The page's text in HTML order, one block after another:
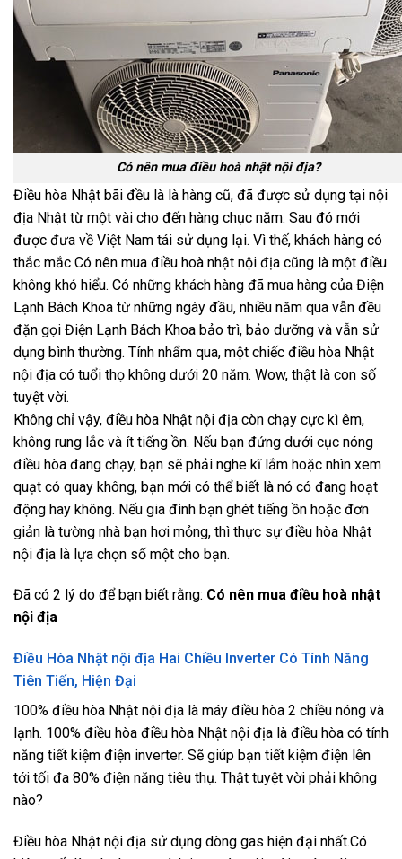
Có nên mua điều hoà nhật nội địa?
Điều hòa Nhật bãi đều là là hàng cũ, đã được sử dụng tại nội
địa Nhật từ một vài cho đến hàng chục năm. Sau đó mới
được đưa về Việt Nam tái sử dụng lại. Vì thế, khách hàng có
thắc mắc Có nên mua điều hoà nhật nội địa cũng là một điều
không khó hiểu. Có những khách hàng đã mua hàng của Điện
Lạnh Bách Khoa từ những ngày đầu, nhiều năm qua vẫn đều
đặn gọi Điện Lạnh Bách Khoa bảo trì, bảo dưỡng và vẫn sử
dụng bình thường. Tính nhẩm qua, một chiếc điều hòa Nhật
nội địa có tuổi thọ không dưới 20 năm. Wow, thật là con số
tuyệt vời.
Không chỉ vậy, điều hòa Nhật nội địa còn chạy cực kì êm,
không rung lắc và ít tiếng ồn. Nếu bạn đứng dưới cục nóng
điều hòa đang chạy, bạn sẽ phải nghe kĩ lắm hoặc nhìn xem
quạt có quay không, bạn mới có thể biết là nó có đang hoạt
động hay không. Nếu gia đình bạn ghét tiếng ồn hoặc đơn
giản là tường nhà bạn hơi mỏng, thì thực sự điều hòa Nhật
nội địa là lựa chọn số một cho bạn.
Đã có 2 lý do để bạn biết rằng: Có nên mua điều hoà nhật
nội địa
Điều Hòa Nhật nội địa Hai Chiều Inverter Có Tính Năng
Tiên Tiến, Hiện Đại
100% điều hòa Nhật nội địa là máy điều hòa 2 chiều nóng và
lạnh. 100% điều hòa điều hòa Nhật nội địa là điều hòa có tính
năng tiết kiệm điện inverter. Sẽ giúp bạn tiết kiệm điện lên
tới tối đa 80% điện năng tiêu thụ. Thật tuyệt vời phải không
nào?
Điều hòa Nhật nội địa sử dụng dòng gas hiện đại nhất.Có